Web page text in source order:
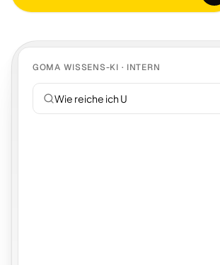
GOMA WISSENS-KI · INTERN
Wie reiche ich Urlaub ei